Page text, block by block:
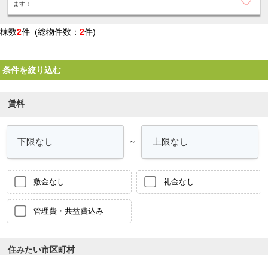
ます！
棟数2件 (総物件数： 2件)
条件を絞り込む
賃料
～
敷金なし 礼金なし
管理費・共益費込み
住みたい市区町村